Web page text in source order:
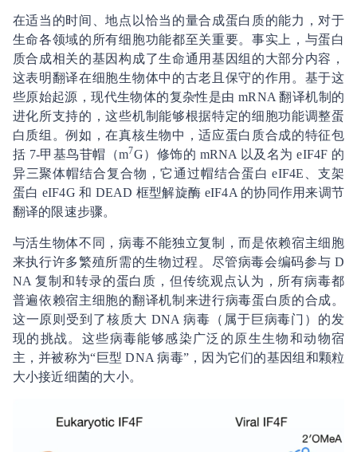
在适当的时间、地点以恰当的量合成蛋白质的能力，对于
生命各领域的所有细胞功能都至关重要。事实上，与蛋白
质合成相关的基因构成了生命通用基因组的大部分内容，
这表明翻译在细胞生物体中的古老且保守的作用。基于这
些原始起源，现代生物体的复杂性是由 mRNA 翻译机制的
进化所支持的，这些机制能够根据特定的细胞功能调整蛋
白质组。例如，在真核生物中，适应蛋白质合成的特征包
括 7-甲基鸟苷帽（m7G）修饰的 mRNA 以及名为 eIF4F 的
异三聚体帽结合复合物，它通过帽结合蛋白 eIF4E、支架
蛋白 eIF4G 和 DEAD 框型解旋酶 eIF4A 的协同作用来调节
翻译的限速步骤。
与活生物体不同，病毒不能独立复制，而是依赖宿主细胞
来执行许多繁殖所需的生物过程。尽管病毒会编码参与 D
NA 复制和转录的蛋白质，但传统观点认为，所有病毒都
普遍依赖宿主细胞的翻译机制来进行病毒蛋白质的合成。
这一原则受到了核质大 DNA 病毒（属于巨病毒门）的发
现的挑战。这些病毒能够感染广泛的原生生物和动物宿
主，并被称为“巨型 DNA 病毒”，因为它们的基因组和颗粒
大小接近细菌的大小。